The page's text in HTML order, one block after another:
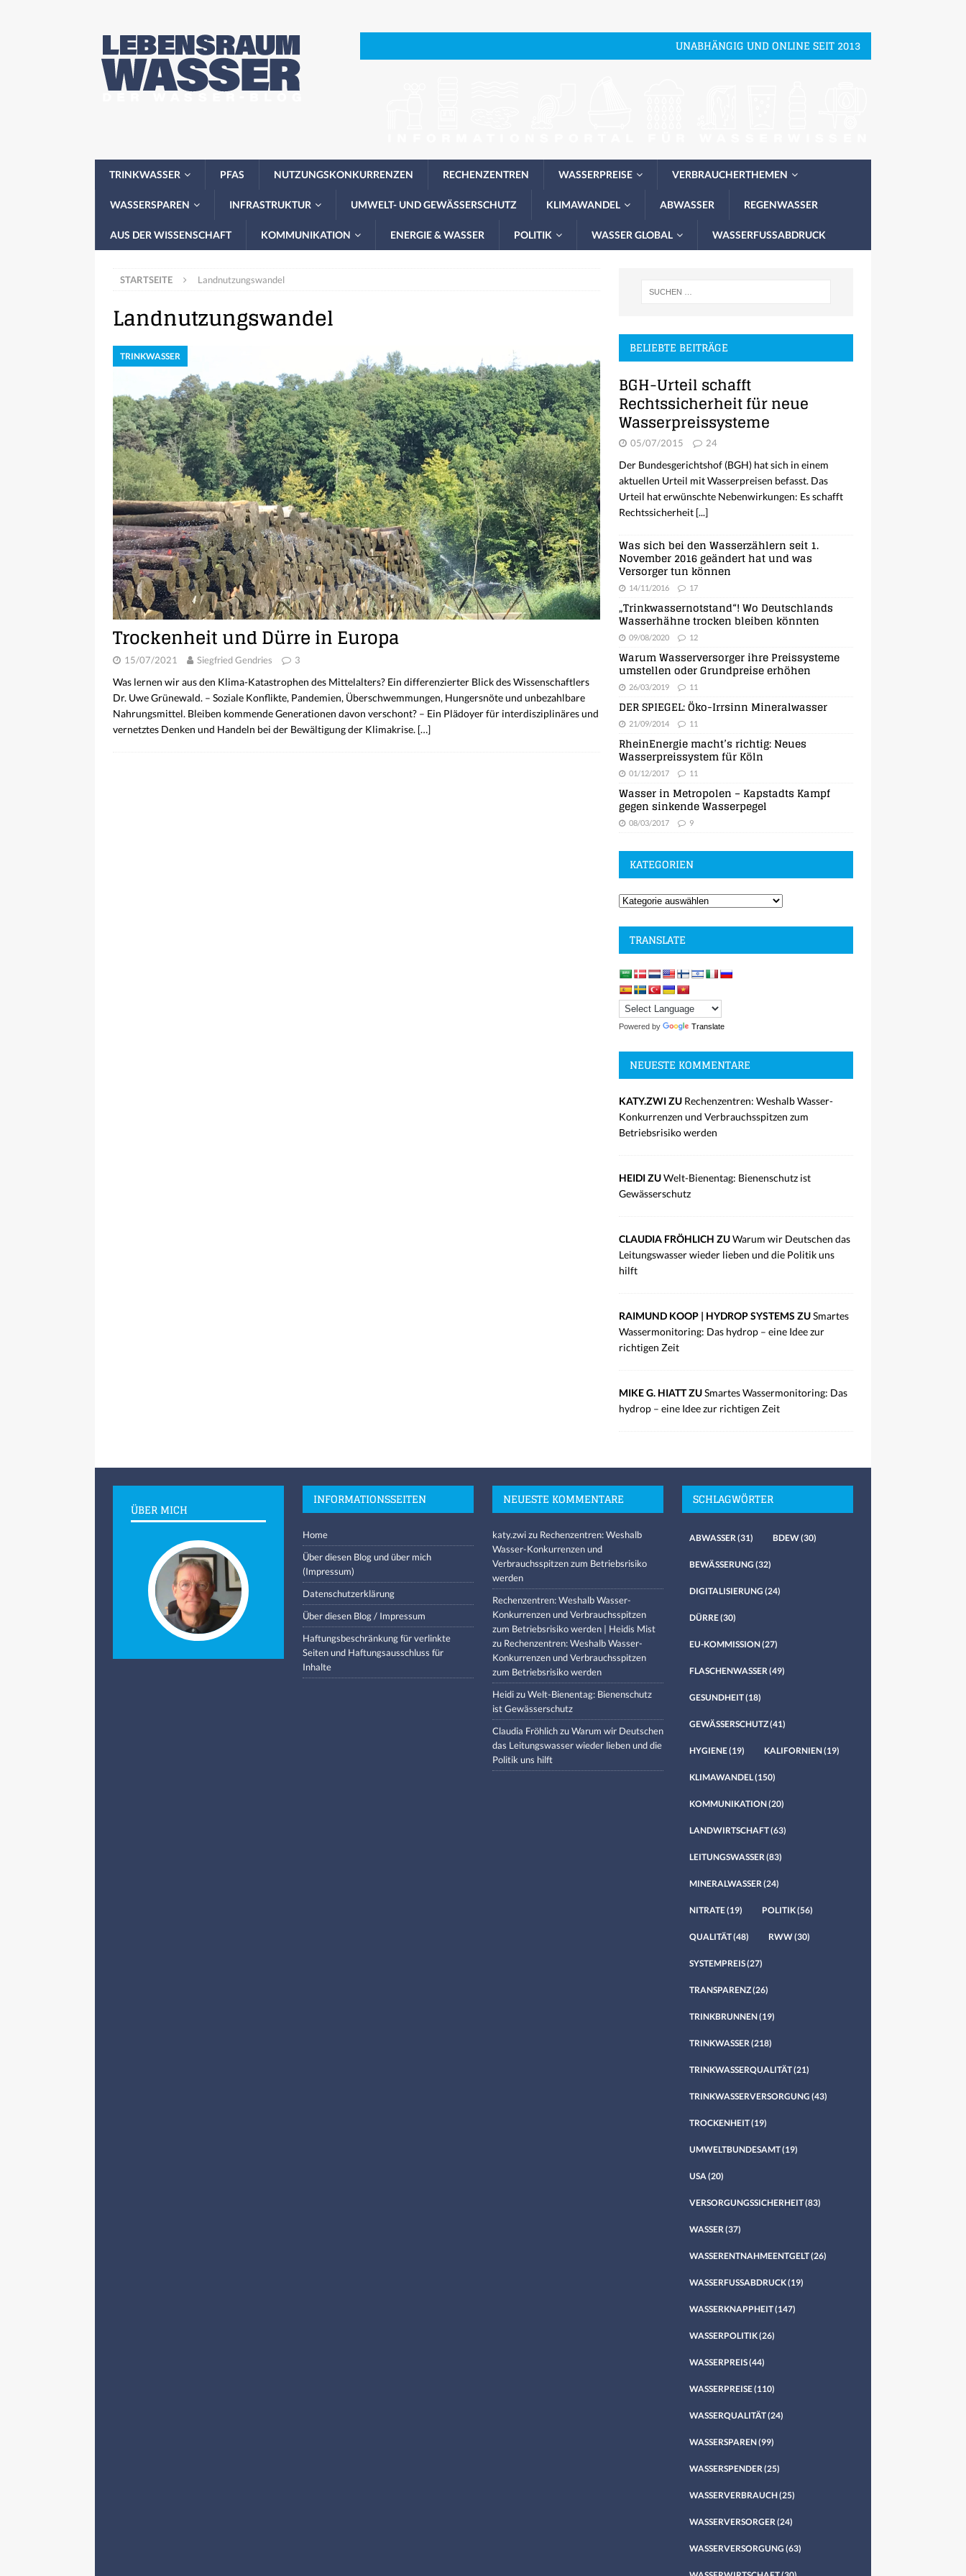
UNABHÄNGIG UND ONLINE SEIT 2013
TRINKWASSER PFAS NUTZUNGSKONKURRENZEN RECHENZENTREN WASSERPREISE VERBRAUCHERTHEMEN
WASSERSPAREN INFRASTRUKTUR UMWELT- UND GEWÄSSERSCHUTZ KLIMAWANDEL ABWASSER REGENWASSER
AUS DER WISSENSCHAFT KOMMUNIKATION ENERGIE & WASSER POLITIK WASSER GLOBAL WASSERFUSSABDRUCK
STARTSEITE Landnutzungswandel
Landnutzungswandel
TRINKWASSER
Trockenheit und Dürre in Europa
15/07/2021 Siegfried Gendries 3
Was lernen wir aus den Klima-Katastrophen des Mittelalters? Ein differenzierter Blick des Wissenschaftlers
Dr. Uwe Grünewald. – Soziale Konflikte, Pandemien, Überschwemmungen, Hungersnöte und unbezahlbare
Nahrungsmittel. Bleiben kommende Generationen davon verschont? – Ein Plädoyer für interdisziplinäres und
vernetztes Denken und Handeln bei der Bewältigung der Klimakrise. […]
BELIEBTE BEITRÄGE
BGH-Urteil schafft
Rechtssicherheit für neue
Wasserpreissysteme
05/07/2015 24
Der Bundesgerichtshof (BGH) hat sich in einem
aktuellen Urteil mit Wasserpreisen befasst. Das
Urteil hat erwünschte Nebenwirkungen: Es schafft
Rechtssicherheit [...]
Was sich bei den Wasserzählern seit 1.
November 2016 geändert hat und was
Versorger tun können
14/11/2016 17
„Trinkwassernotstand“! Wo Deutschlands
Wasserhähne trocken bleiben könnten
09/08/2020 12
Warum Wasserversorger ihre Preissysteme
umstellen oder Grundpreise erhöhen
26/03/2019 11
DER SPIEGEL: Öko-Irrsinn Mineralwasser
21/09/2014 11
RheinEnergie macht’s richtig: Neues
Wasserpreissystem für Köln
01/12/2017 11
Wasser in Metropolen – Kapstadts Kampf
gegen sinkende Wasserpegel
08/03/2017 9
KATEGORIEN
TRANSLATE
Powered by Translate
NEUESTE KOMMENTARE
KATY.ZWI ZU Rechenzentren: Weshalb Wasser-
Konkurrenzen und Verbrauchsspitzen zum
Betriebsrisiko werden
HEIDI ZUWelt-Bienentag: Bienenschutz ist
Gewässerschutz
CLAUDIA FRÖHLICH ZUWarum wir Deutschen das
Leitungswasser wieder lieben und die Politik uns
hilft
RAIMUND KOOP | HYDROP SYSTEMS ZUSmartes
Wassermonitoring: Das hydrop – eine Idee zur
richtigen Zeit
MIKE G. HIATT ZUSmartes Wassermonitoring: Das
hydrop – eine Idee zur richtigen Zeit
ÜBER MICH
INFORMATIONSSEITEN
Home
Über diesen Blog und über mich
(Impressum)
Datenschutzerklärung
Über diesen Blog / Impressum
Haftungsbeschränkung für verlinkte
Seiten und Haftungsausschluss für
Inhalte
NEUESTE KOMMENTARE
katy.zwizu Rechenzentren: Weshalb
Wasser-Konkurrenzen und
Verbrauchsspitzen zum Betriebsrisiko
werden
Rechenzentren: Weshalb Wasser-
Konkurrenzen und Verbrauchsspitzen
zum Betriebsrisiko werden | Heidis Mist
zu Rechenzentren: Weshalb Wasser-
Konkurrenzen und Verbrauchsspitzen
zum Betriebsrisiko werden
HeidizuWelt-Bienentag: Bienenschutz
ist Gewässerschutz
Claudia FröhlichzuWarum wir Deutschen
das Leitungswasser wieder lieben und die
Politik uns hilft
SCHLAGWÖRTER
ABWASSER (31) BDEW(30)
BEWÄSSERUNG (32)
DIGITALISIERUNG (24)
DÜRRE(30)
EU-KOMMISSION(27)
FLASCHENWASSER (49)
GESUNDHEIT(18)
GEWÄSSERSCHUTZ(41)
HYGIENE(19) KALIFORNIEN(19)
KLIMAWANDEL(150)
KOMMUNIKATION(20)
LANDWIRTSCHAFT(63)
LEITUNGSWASSER (83)
MINERALWASSER (24)
NITRATE(19) POLITIK(56)
QUALITÄT(48) RWW(30)
SYSTEMPREIS(27)
TRANSPARENZ(26)
TRINKBRUNNEN(19)
TRINKWASSER (218)
TRINKWASSERQUALITÄT(21)
TRINKWASSERVERSORGUNG (43)
TROCKENHEIT(19)
UMWELTBUNDESAMT(19)
USA (20)
VERSORGUNGSSICHERHEIT(83)
WASSER (37)
WASSERENTNAHMEENTGELT(26)
WASSERFUSSABDRUCK(19)
WASSERKNAPPHEIT(147)
WASSERPOLITIK(26)
WASSERPREIS(44)
WASSERPREISE(110)
WASSERQUALITÄT(24)
WASSERSPAREN(99)
WASSERSPENDER (25)
WASSERVERBRAUCH(25)
WASSERVERSORGER (24)
WASSERVERSORGUNG (63)